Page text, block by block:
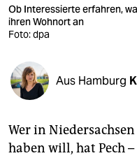
veranstaltungen
shop
fragen & hilfe
unterstützen
genossenschaft
Ob Interessierte erfahren,
ihren Wohnort an
Foto: dpa
Aus Hamburg
Wer in
haben will, hat Pech